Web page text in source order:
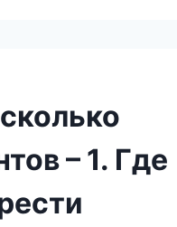
– 1. Где